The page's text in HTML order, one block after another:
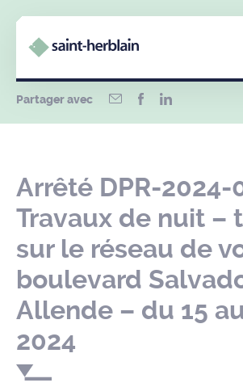
Partager avec
Arrêté DPR-2024-
Travaux de nuit –
sur le réseau de
boulevard
Allende – du 15
2024